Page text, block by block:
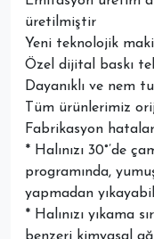
üretilmiştir
Yeni teknolojik
Özel dijital baskı
Dayanıklı ve nem
Tüm ürünlerimiz
Fabrikasyon
* Halınızı 30°’de
programında,
yapmadan
* Halınızı yıkama
benzeri kimyasal